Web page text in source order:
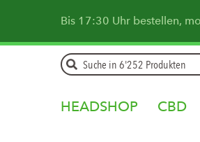
Bis 17:30 Uhr bestellen,
HEADSHOP CBD